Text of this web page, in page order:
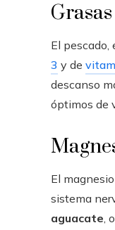
El pescado,
3 y de
descanso
óptimos de
El
sistema
aguacate,